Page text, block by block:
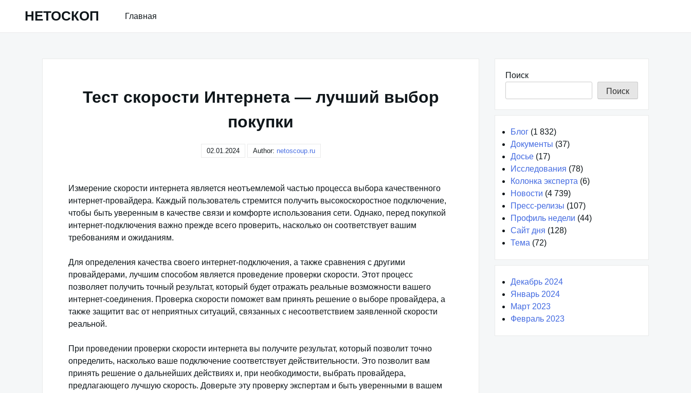
НЕТОСКОП Главная
Тест скорости Интернета — лучший выбор
покупки
02.01.2024 Author: netoscoup.ru
Измерение скорости интернета является неотъемлемой частью процесса выбора качественного
интернет-провайдера. Каждый пользователь стремится получить высокоскоростное подключение,
чтобы быть уверенным в качестве связи и комфорте использования сети. Однако, перед покупкой
интернет-подключения важно прежде всего проверить, насколько он соответствует вашим
требованиям и ожиданиям.
Для определения качества своего интернет-подключения, а также сравнения с другими
провайдерами, лучшим способом является проведение проверки скорости. Этот процесс
позволяет получить точный результат, который будет отражать реальные возможности вашего
интернет-соединения. Проверка скорости поможет вам принять решение о выборе провайдера, а
также защитит вас от неприятных ситуаций, связанных с несоответствием заявленной скорости
реальной.
При проведении проверки скорости интернета вы получите результат, который позволит точно
определить, насколько ваше подключение соответствует действительности. Это позволит вам
принять решение о дальнейших действиях и, при необходимости, выбрать провайдера,
предлагающего лучшую скорость. Доверьте эту проверку экспертам и быть уверенными в вашем
Поиск
Поиск
Блог (1 832)
Документы (37)
Досье (17)
Исследования (78)
Колонка эксперта (6)
Новости (4 739)
Пресс-релизы (107)
Профиль недели (44)
Сайт дня (128)
Тема (72)
Декабрь 2024
Январь 2024
Март 2023
Февраль 2023